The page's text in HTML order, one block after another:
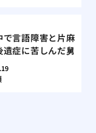
で言語障害と片麻
遺症に苦しんだ舅